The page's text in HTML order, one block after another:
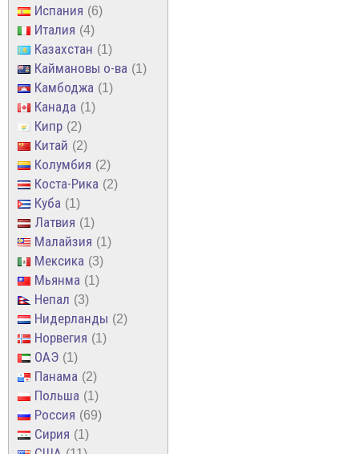
Испания 6
Италия 4
Казахстан 1
Каймановы о-ва 1
Камбоджа 1
Канада 1
Кипр 2
Китай 2
Колумбия 2
Коста-Рика 2
Куба 1
Латвия 1
Малайзия 1
Мексика 3
Мьянма 1
Непал 3
Нидерланды 2
Норвегия 1
ОАЭ 1
Панама 2
Польша 1
Россия 69
Сирия 1